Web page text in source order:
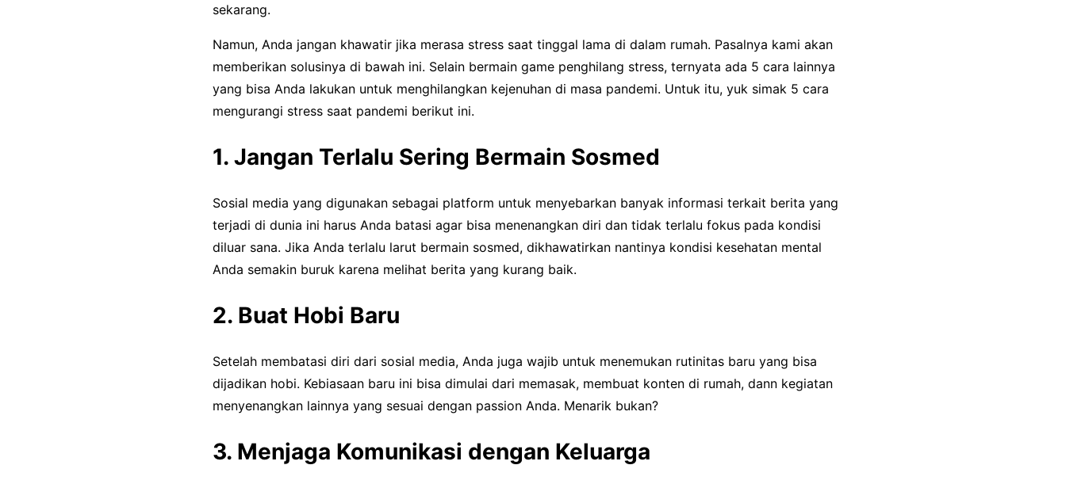
sekarang.
Namun, Anda jangan khawatir jika merasa stress saat tinggal lama di dalam rumah. Pasalnya kami akan
memberikan solusinya di bawah ini. Selain bermain game penghilang stress, ternyata ada 5 cara lainnya
yang bisa Anda lakukan untuk menghilangkan kejenuhan di masa pandemi. Untuk itu, yuk simak 5 cara
mengurangi stress saat pandemi berikut ini.
1. Jangan Terlalu Sering Bermain Sosmed
Sosial media yang digunakan sebagai platform untuk menyebarkan banyak informasi terkait berita yang
terjadi di dunia ini harus Anda batasi agar bisa menenangkan diri dan tidak terlalu fokus pada kondisi
diluar sana. Jika Anda terlalu larut bermain sosmed, dikhawatirkan nantinya kondisi kesehatan mental
Anda semakin buruk karena melihat berita yang kurang baik.
2. Buat Hobi Baru
Setelah membatasi diri dari sosial media, Anda juga wajib untuk menemukan rutinitas baru yang bisa
dijadikan hobi. Kebiasaan baru ini bisa dimulai dari memasak, membuat konten di rumah, dann kegiatan
menyenangkan lainnya yang sesuai dengan passion Anda. Menarik bukan?
3. Menjaga Komunikasi dengan Keluarga